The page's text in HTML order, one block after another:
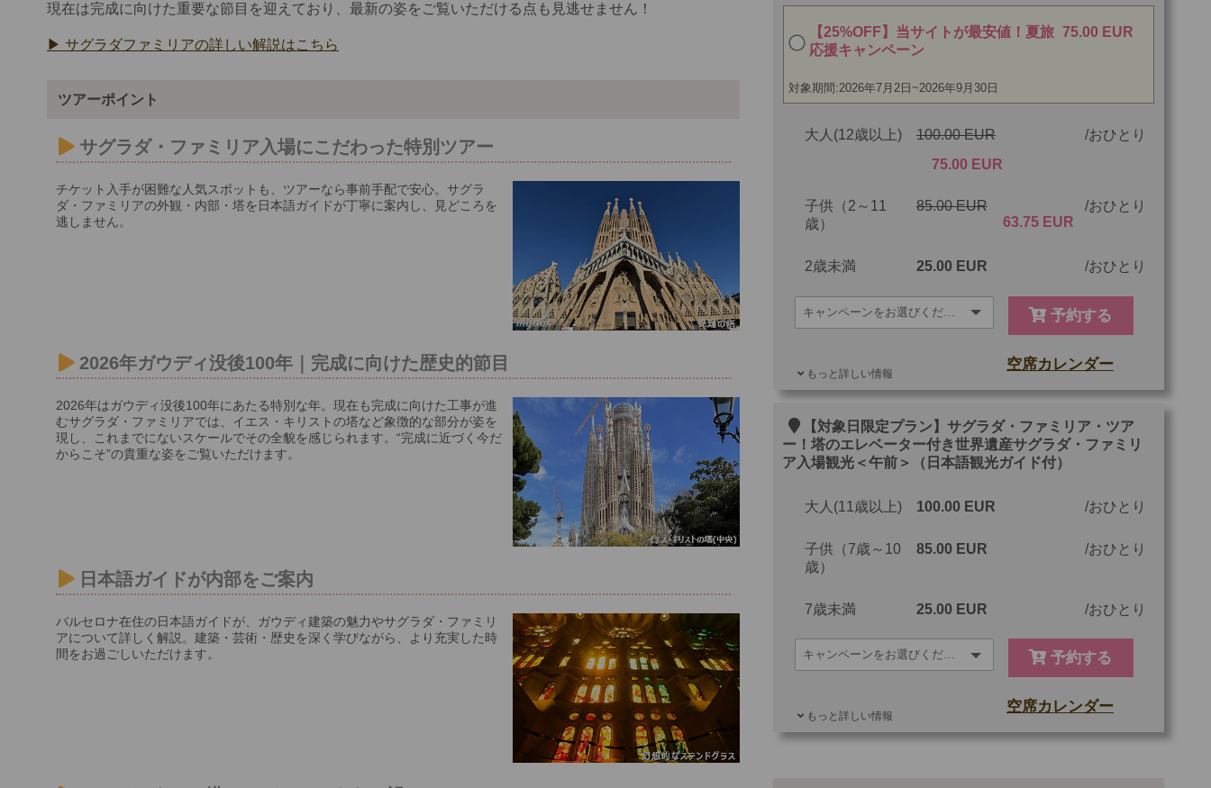
現在は完成に向けた重要な節目を迎えており、最新の姿をご覧いただける点も見逃せません！
▶ サグラダファミリアの詳しい解説はこちら
ツアーポイント
サグラダ・ファミリア入場にこだわった特別ツアー
チケット入手が困難な人気スポットも、ツアーなら事前手配で安心。サグラ
ダ・ファミリアの外観・内部・塔を日本語ガイドが丁寧に案内し、見どころを
逃しません。
2026年ガウディ没後100年｜完成に向けた歴史的節目
2026年はガウディ没後100年にあたる特別な年。現在も完成に向けた工事が進
むサグラダ・ファミリアでは、イエス・キリストの塔など象徴的な部分が姿を
現し、これまでにないスケールでその全貌を感じられます。“完成に近づく今だ
からこそ”の貴重な姿をご覧いただけます。
日本語ガイドが内部をご案内
バルセロナ在住の日本語ガイドが、ガウディ建築の魅力やサグラダ・ファミリ
アについて詳しく解説。建築・芸術・歴史を深く学びながら、より充実した時
間をお過ごしいただけます。
ツアーコード MBM7W
【25%OFF】当サイトが最安値！夏旅
応援キャンペーン
75.00 EUR
対象期間:2026年7月2日~2026年9月30日
大人(12歳以上)
100.00 EUR
75.00 EUR
おひとり
子供（2～11
歳）
85.00 EUR
63.75 EUR
おひとり
2歳未満 25.00 EUR おひとり
予約する
もっと詳しい情報
空席カレンダー
その他
最少催行人数 1
ツアーコード
【対象日限定プラン】サグラダ・ファミリア・ツア
ー！塔のエレベーター付き世界遺産サグラダ・ファミリ
ア入場観光＜午前＞（日本語観光ガイド付）
大人(11歳以上) 100.00 EUR おひとり
子供（7歳～10
歳）
85.00 EUR おひとり
7歳未満 25.00 EUR おひとり
予約する
もっと詳しい情報
空席カレンダー